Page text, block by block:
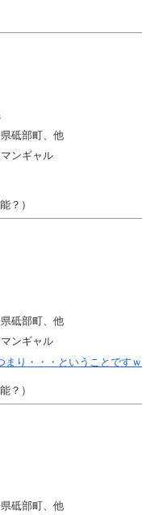
砥部町、他
ンギャル
？）
砥部町、他
ンギャル
まり・・・ということですｗ
？）
砥部町、他